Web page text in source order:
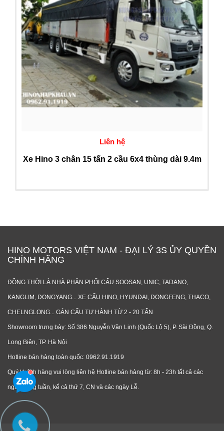
Liên hệ
Xe Hino 3 chân 15 tấn 2 cầu 6x4 thùng dài 9.4m
HINO MOTORS VIỆT NAM - ĐẠI LÝ 3S ỦY QUYỀN
CHÍNH HÃNG
ĐỒNG THỜI LÀ NHÀ PHÂN PHỐI CẨU SOOSAN, UNIC, TADANO,
KANGLIM, DONGYANG... XE CẨU HINO, HYUNDAI, DONGFENG, THACO,
CHELNGLONG... GẮN CẨU TỰ HÀNH TỪ 2 - 20 TẤN
Showroom trưng bày: Số 386 Nguyễn Văn Linh (Quốc Lộ 5), P. Sài Đồng, Q.
Long Biên, TP. Hà Nội
Hotline bán hàng toàn quốc: 0962.91.1919
Quý khách hàng vui lòng liên hệ Hotline bán hàng từ: 8h - 23h tất cả các
ngày trong tuần, kể cả thứ 7, CN và các ngày Lễ.